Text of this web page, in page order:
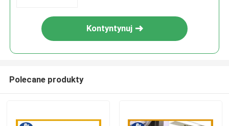
Kontyntynuj
Polecane produkty